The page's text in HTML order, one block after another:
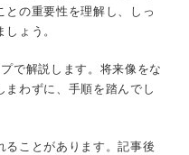
を向けてみる
輩の将来像を聞いてみる
る「将来像」の回答例文
との重要性を理解し、しっ
ょう。
で解説します。将来像をな
まわずに、手順を踏んでし
ることがあります。記事後
なるの？ 明確にせずに就
れて選考通過率が下がる